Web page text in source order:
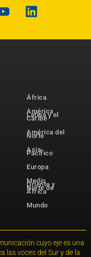
África
América
Latina y el
Caribe
América del
Norte
Asia-
Pacífico
Europa
Medio
Oriente y
Norte de
África
Mundo
cuyo eje es una
las voces del Sur y de la